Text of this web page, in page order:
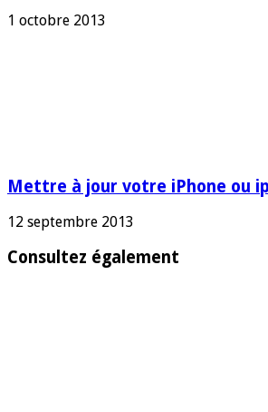
1 octobre 2013
Mettre à jour votre iPhone ou
12 septembre 2013
Consultez également